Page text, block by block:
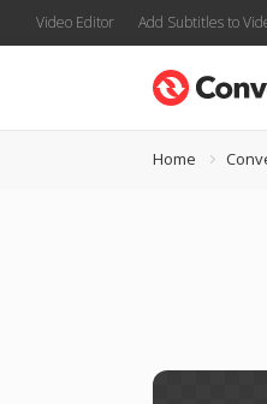
Video Editor Add Subtitles to
Home